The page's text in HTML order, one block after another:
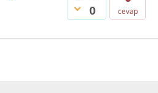
0
cevap